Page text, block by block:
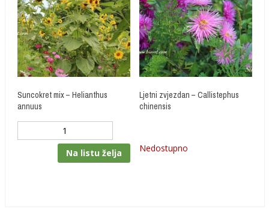
Suncokret mix – Helianthus
annuus
Na listu želja
Ljetni zvjezdan – Callistephus
chinensis
Nedostupno